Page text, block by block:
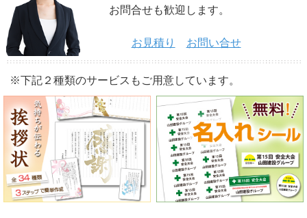
お問合せも歓迎します。
お見積り お問い合せ
※下記２種類のサービスもご用意しています。